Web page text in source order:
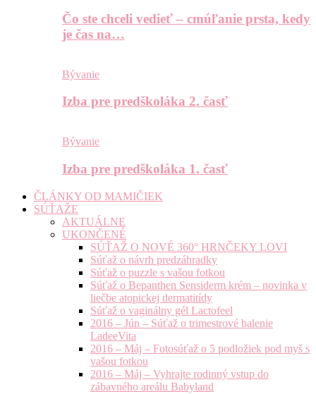
Čo ste chceli vedieť – cmúľanie prsta, kedy
je čas na…
Bývanie
Izba pre predškoláka 2. časť
Bývanie
Izba pre predškoláka 1. časť
ČLÁNKY OD MAMIČIEK
SÚŤAŽE
AKTUÁLNE
UKONČENÉ
SÚŤAŽ O NOVÉ 360° HRNČEKY LOVI
Súťaž o návrh predzáhradky
Súťaž o puzzle s vašou fotkou
Súťaž o Bepanthen Sensiderm krém – novinka v
liečbe atopickej dermatitídy
Súťaž o vaginálny gél Lactofeel
2016 – Jún – Súťaž o trimestrové balenie
LadeeVita
2016 – Máj – Fotosúťaž o 5 podložiek pod myš s
vašou fotkou
2016 – Máj – Vyhrajte rodinný vstup do
zábavného areálu Babyland